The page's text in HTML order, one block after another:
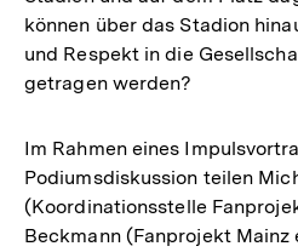
können über das Stadion
und Respekt in die
getragen werden?
Im Rahmen eines
Podiumsdiskussion teilen
(Koordinationsstelle
Beckmann (Fanprojekt Mainz